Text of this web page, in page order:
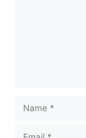
Name
Email